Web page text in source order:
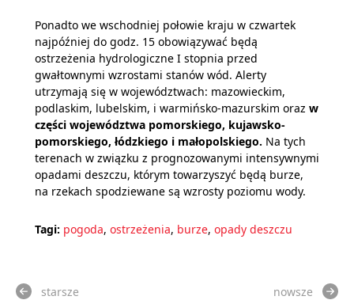
Ponadto we wschodniej połowie kraju w czwartek
najpóźniej do godz. 15 obowiązywać będą
ostrzeżenia hydrologiczne I stopnia przed
gwałtownymi wzrostami stanów wód. Alerty
utrzymają się w województwach: mazowieckim,
podlaskim, lubelskim, i warmińsko-mazurskim oraz w
części województwa pomorskiego, kujawsko-
pomorskiego, łódzkiego i małopolskiego. Na tych
terenach w związku z prognozowanymi intensywnymi
opadami deszczu, którym towarzyszyć będą burze,
na rzekach spodziewane są wzrosty poziomu wody.
Tagi: pogoda, ostrzeżenia, burze, opady deszczu
starsze nowsze